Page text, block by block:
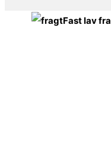
Fast lav